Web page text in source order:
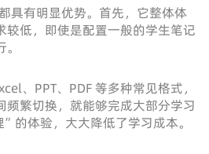
具有明显优势。首先，它整体体
较低，即使是配置一般的学生笔记
、PPT、PDF 等多种常见格式，
频繁切换，就能够完成大部分学习
的体验，大大降低了学习成本。